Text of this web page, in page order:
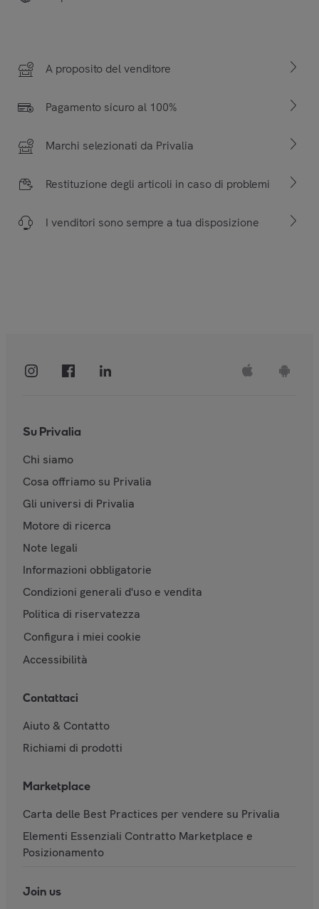
A proposito del venditore
Pagamento sicuro al 100%
Marchi selezionati da Privalia
Restituzione degli articoli in caso di problemi
I venditori sono sempre a tua disposizione
Su Privalia
Chi siamo
Cosa offriamo su Privalia
Gli universi di Privalia
Motore di ricerca
Note legali
Informazioni obbligatorie
Condizioni generali d'uso e vendita
Politica di riservatezza
Configura i miei cookie
Accessibilità
Contattaci
Aiuto & Contatto
Richiami di prodotti
Marketplace
Carta delle Best Practices per vendere su Privalia
Elementi Essenziali Contratto Marketplace e
Posizionamento
Join us